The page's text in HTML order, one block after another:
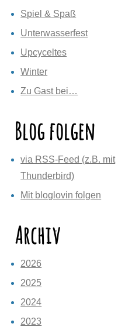
Spiel & Spaß
Unterwasserfest
Upcyceltes
Winter
Zu Gast bei…
Blog folgen
via RSS-Feed (z.B. mit
Thunderbird)
Mit bloglovin folgen
Archiv
2026
2025
2024
2023